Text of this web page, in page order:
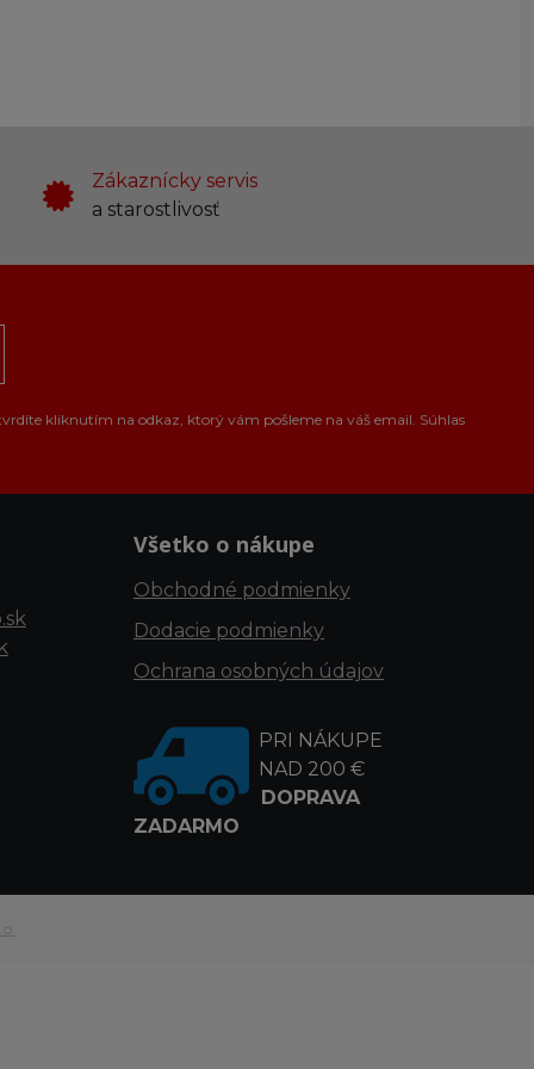
Zákaznícky servis
a starostlivosť
kliknutím na odkaz, ktorý vám pošleme na váš email. Súhlas
Všetko o nákupe
Obchodné podmienky
Dodacie podmienky
Ochrana osobných údajov
PRI NÁKUPE
NAD 200 €
DOPRAVA
ZADARMO